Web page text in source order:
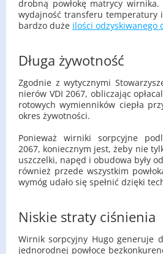
drob­ną po­wło­kę ma­try­cy
wy­daj­ność trans­fe­ru tem­pe­ra­tu­ry
bar­dzo duże ilo­ści od­zy­ski­wa­ne­go
Długa żywotność
Zgod­nie z wy­tycz­ny­mi
nie­rów VDI 2067, ob­li­cza­jąc
ro­to­wych wy­mien­ni­ków cie­pła
okres ży­wot­no­ści.
Po­nie­waż wir­ni­ki sorp­cyj­ne
2067, ko­niecz­nym jest, żeby nie
uszczel­ki, napęd i obu­do­wa były
rów­nież przede wszyst­kim
wymóg udało się speł­nić dzię­ki
Niskie straty ciśnienia
Wir­nik sorp­cyj­ny Hugo ge­ne­ru­je
jed­no­rod­nej po­wło­ce